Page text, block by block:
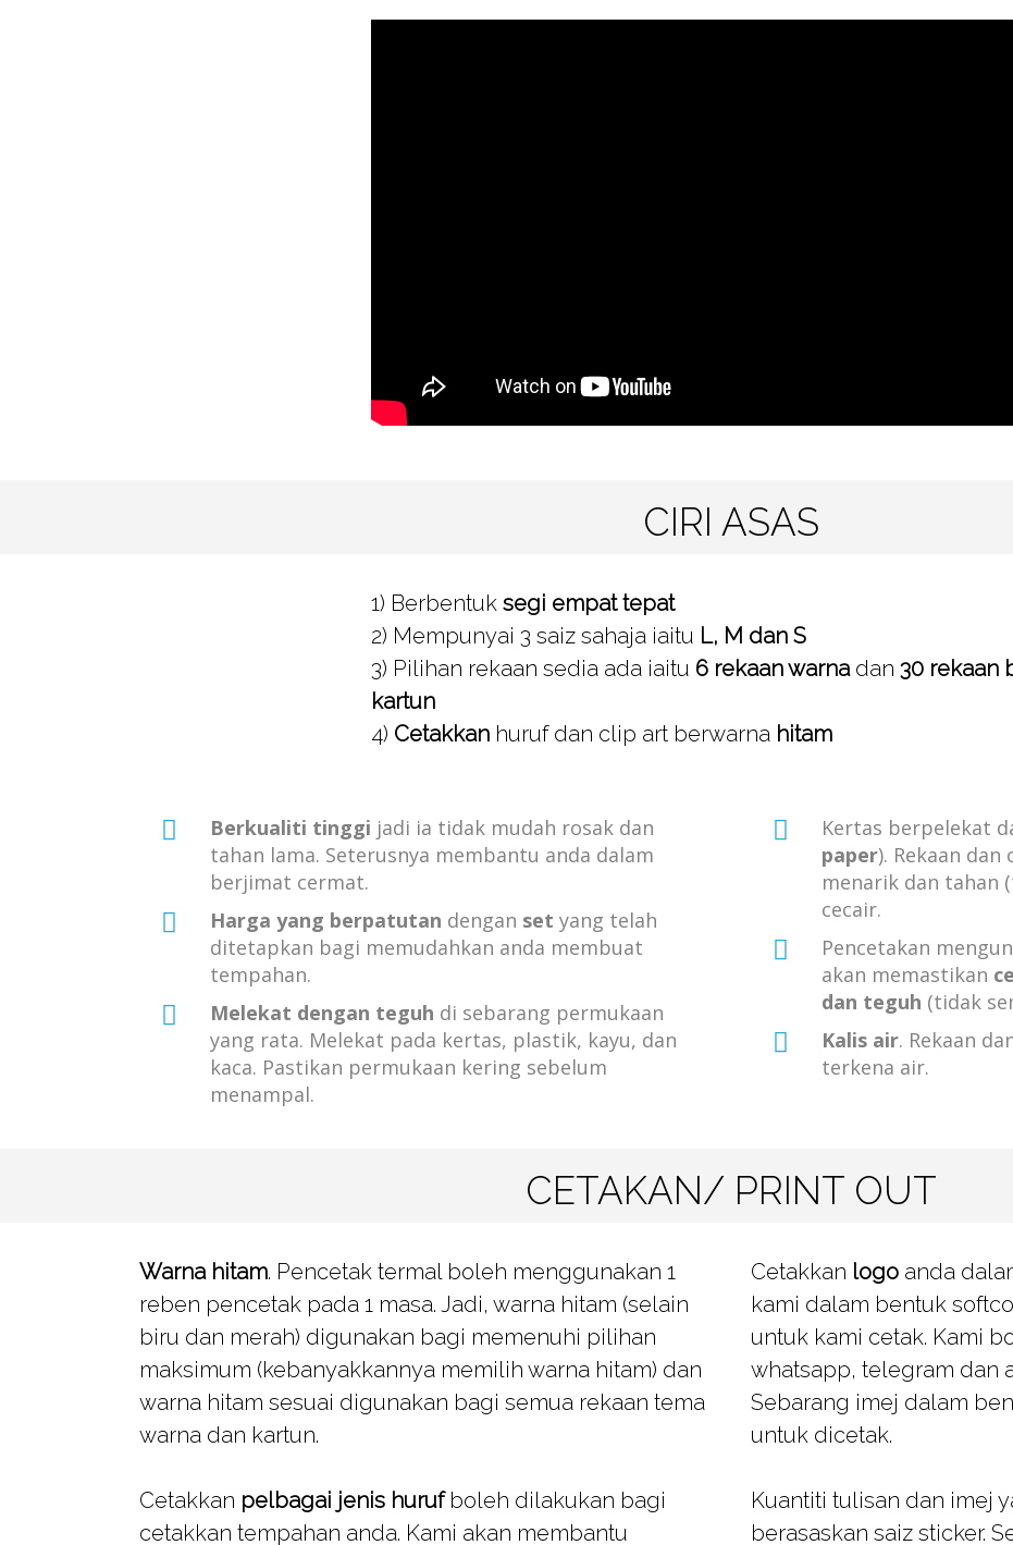
CIRI ASAS
1) Berbentuk segi empat tepat
2) Mempunyai 3 saiz sahaja iaitu L, M dan S
3) Pilihan rekaan sedia ada iaitu 6 rekaan warnadan 30 rekaan
kartun
4) Cetakkan huruf dan clip art berwarna hitam
Berkualiti tinggi jadi ia tidak mudah rosak dan
tahan lama. Seterusnya membantu anda dalam
berjimat cermat.
Harga yang berpatutan dengan set yang telah
ditetapkan bagi memudahkan anda membuat
tempahan.
Melekat dengan teguh di sebarang permukaan
yang rata. Melekat pada kertas, plastik, kayu, dan
kaca. Pastikan permukaan kering sebelum
menampal.
Kertas berpelekat
paper). Rekaan
menarik dan tahan
cecair.
Pencetakan
akan memastikan
dan teguh (tidak
Kalis air. Rekaan
terkena air.
CETAKAN/ PRINT OUT
Warna hitam. Pencetak termal boleh menggunakan 1
reben pencetak pada 1 masa. Jadi, warna hitam (selain
biru dan merah) digunakan bagi memenuhi pilihan
maksimum (kebanyakkannya memilih warna hitam) dan
warna hitam sesuai digunakan bagi semua rekaan tema
warna dan kartun.
Cetakkan pelbagai jenis hurufboleh dilakukan bagi
cetakkan tempahan anda. Kami akan membantu
Cetakkan logo anda
kami dalam bentuk
untuk kami cetak. Kami
whatsapp, telegram dan
Sebarang imej dalam
untuk dicetak.
Kuantiti tulisan dan imej
berasaskan saiz sticker.